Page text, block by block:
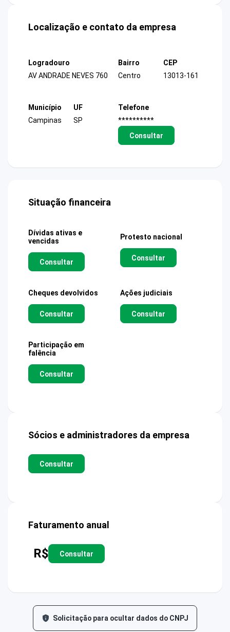
Localização e contato da empresa
Logradouro
AV ANDRADE NEVES 760
Bairro
Centro
CEP
13013-161
Município
Campinas
UF
SP
Telefone
**********
Consultar
Situação financeira
Dívidas ativas e
vencidas
Consultar
Protesto nacional
Consultar
Cheques devolvidos
Consultar
Ações judiciais
Consultar
Participação em
falência
Consultar
Sócios e administradores da empresa
Consultar
Faturamento anual
R$ Consultar
Solicitação para ocultar dados do CNPJ